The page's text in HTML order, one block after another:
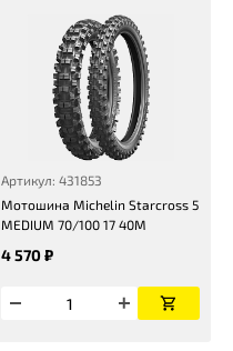
Артикул: 431853
Мотошина Michelin Starcross 5
MEDIUM 70/100 17 40M
4 570 ₽